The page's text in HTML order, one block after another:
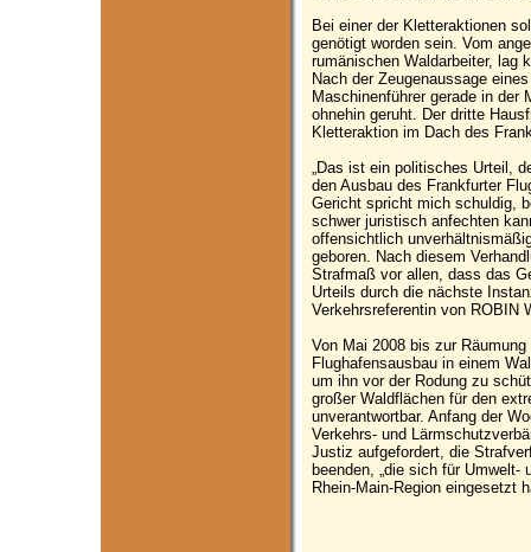
Bei einer der Kletteraktionen
genötigt worden sein. Vom
rumänischen Waldarbeiter, lag
Nach der Zeugenaussage
Maschinenführer gerade in der
ohnehin geruht. Der dritte
Kletteraktion im Dach des
„Das ist ein politisches Urteil,
den Ausbau des Frankfurter
Gericht spricht mich schuldig,
schwer juristisch anfechten
offensichtlich
geboren. Nach diesem
Strafmaß vor allen, dass das
Urteils durch die nächste
Verkehrsreferentin von ROBIN
Von Mai 2008 bis zur
Flughafensausbau in einem
um ihn vor der Rodung zu
großer Waldflächen für den
unverantwortbar. Anfang der
Verkehrs- und
Justiz aufgefordert, die
beenden, „die sich für Umwelt-
Rhein-Main-Region eingesetzt